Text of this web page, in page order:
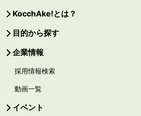
KocchAke!とは？
目的から探す
企業情報
採用情報検索
動画一覧
イベント